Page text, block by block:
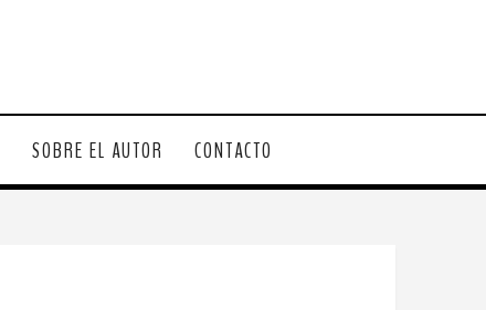
SOBRE EL AUTOR CONTACTO